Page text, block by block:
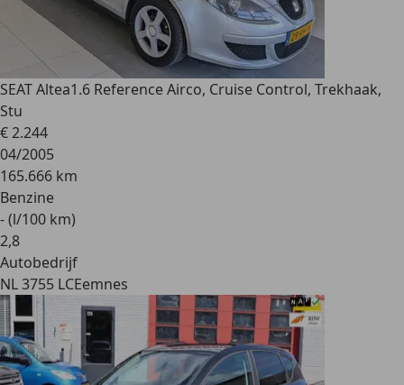
SEAT Altea1.6 Reference Airco, Cruise Control, Trekhaak,
Stu
€ 2.244
04/2005
165.666 km
Benzine
- (l/100 km)
2,8
Autobedrijf
NL 3755 LCEemnes